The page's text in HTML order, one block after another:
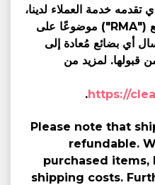
تقدمه خدمة العملاء لدينا،
وكان رمز تفويض إرجاع البضائع ("RMA") موضوعًا على
أي بضائع مُعادة إلى
قبولها. لمزيد من
https://
.
6.7. Please note that
refundable.
purchased items,
shipping costs.